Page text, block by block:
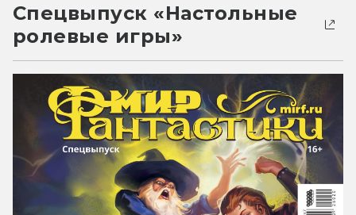
Спецвыпуск «Настольные
ролевые игры»